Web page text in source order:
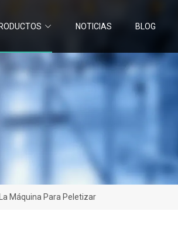
NOTICIAS BLOG
Máquina Para Peletizar